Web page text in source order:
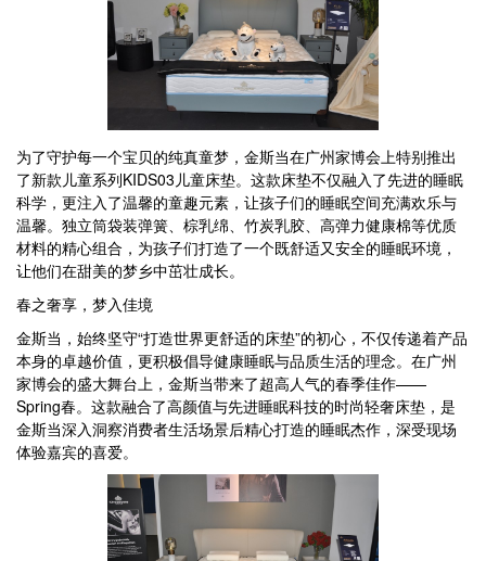
为了守护每一个宝贝的纯真童梦，金斯当在广州家博会上特别推出
了新款儿童系列KIDS03儿童床垫。这款床垫不仅融入了先进的睡眠
科学，更注入了温馨的童趣元素，让孩子们的睡眠空间充满欢乐与
温馨。独立筒袋装弹簧、棕乳绵、竹炭乳胶、高弹力健康棉等优质
材料的精心组合，为孩子们打造了一个既舒适又安全的睡眠环境，
让他们在甜美的梦乡中茁壮成长。
春之奢享，梦入佳境
金斯当，始终坚守“打造世界更舒适的床垫”的初心，不仅传递着产品
本身的卓越价值，更积极倡导健康睡眠与品质生活的理念。在广州
家博会的盛大舞台上，金斯当带来了超高人气的春季佳作——
Spring春。这款融合了高颜值与先进睡眠科技的时尚轻奢床垫，是
金斯当深入洞察消费者生活场景后精心打造的睡眠杰作，深受现场
体验嘉宾的喜爱。